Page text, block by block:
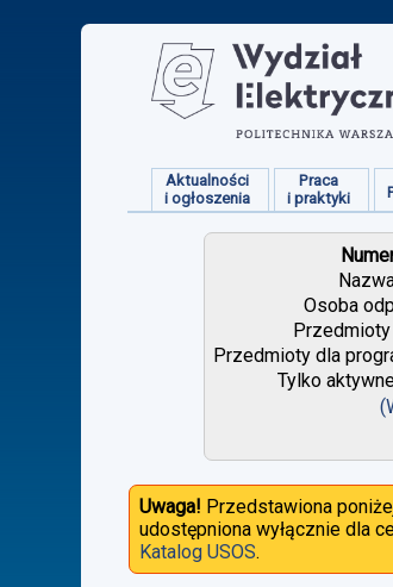
Aktualności
i ogłoszenia
Praca
i praktyki
Osoba
Przedmioty dla
Tylko
Uwaga! Przedstawiona
udostępniona wyłącznie dla
Katalog USOS.